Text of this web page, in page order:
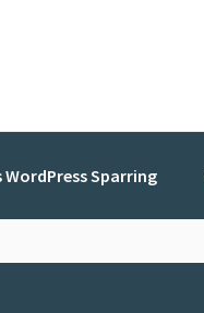
WordPress Sparring